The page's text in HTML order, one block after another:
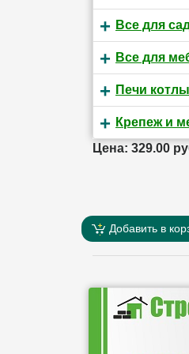
Все для
Все для
Печи котлы
Крепеж и
Цена: 329.00
Добавить в